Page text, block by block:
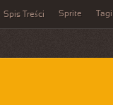
Spis Treści Sprite Tagi